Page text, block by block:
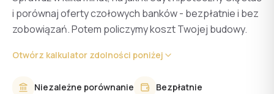
i porównaj oferty czołowych banków - bezpłatnie i bez
zobowiązań. Potem policzymy koszt Twojej budowy.
Otwórz kalkulator zdolności poniżej
Niezależne porównanie
Bezpłatnie